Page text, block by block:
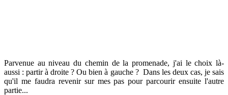
Parvenue au niveau du chemin de la promenade, j'ai le choix là-
aussi : partir à droite ? Ou bien à gauche ? Dans les deux cas, je sais
qu'il me faudra revenir sur mes pas pour parcourir ensuite l'autre
partie...